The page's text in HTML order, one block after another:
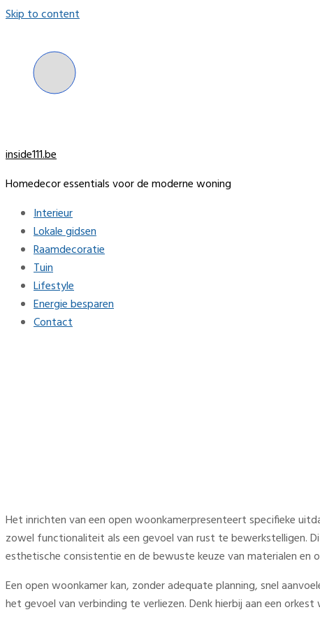
Skip to content
inside111.be
Homedecor essentials voor de moderne woning
Interieur
Lokale gidsen
Raamdecoratie
Tuin
Lifestyle
Energie besparen
Contact
Het inrichten van een open woonkamerpresenteert specifieke
zowel functionaliteit als een gevoel van rust te bewerkstelligen.
esthetische consistentie en de bewuste keuze van materialen en
Een open woonkamer kan, zonder adequate planning, snel
het gevoel van verbinding te verliezen. Denk hierbij aan een